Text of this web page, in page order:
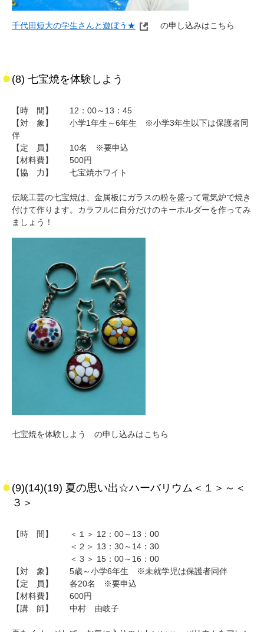
千代田短大の学生さんと遊ぼう★ の申し込みはこちら
(8) 七宝焼を体験しよう
【時 間】 12：00～13：45
【対 象】 小学1年生～6年生 ※小学3年生以下は保護者同
伴
【定 員】 10名 ※要申込
【材料費】 500円
【協 力】 七宝焼ホワイト
伝統工芸の七宝焼は、金属板にガラスの粉を盛って電気炉で焼き
付けて作ります。カラフルに自分だけのキーホルダーを作ってみ
ましょう！
七宝焼を体験しよう の申し込みはこちら
(9)(14)(19) 夏の思い出☆ハーバリウム＜１＞～＜
３＞
【時 間】 ＜１＞ 12：00～13：00
＜２＞ 13：30～14：30
＜３＞ 15：00～16：00
【対 象】 5歳～小学6年生 ※未就学児は保護者同伴
【定 員】 各20名 ※要申込
【材料費】 600円
【講 師】 中村 由岐子